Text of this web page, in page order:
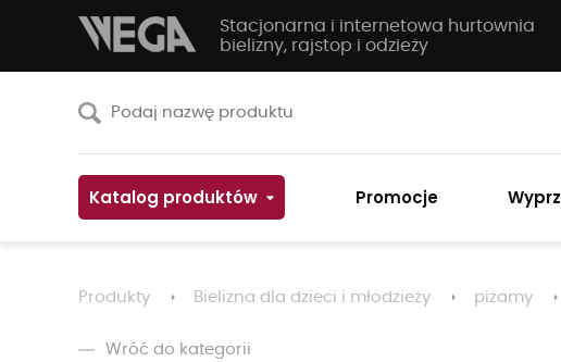
Stacjonarna i internetowa hurtownia
bielizny, rajstop i odzieży
Katalog produktów Promocje
Produkty Bielizna dla dzieci i młodzieży piżamy
Wróć do kategorii